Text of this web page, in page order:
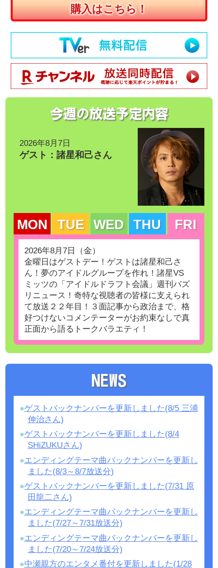
購入はこちら！
今週の放送予定内容
2026年8月7日
ゲスト：諸星和己さん
MON TUE WED THU FRI
2026年8月7日（金）
金曜日はゲストデー！ゲストは諸星和己さ
ん！夢のアイドルグループを作れ！諸星VS
ミッツの「アイドルドラフト会議」週刊バズ
リニュース！奇特な視聴者の皆様に支えられ
て放送２２年目！３面記事から政治まで、格
好つけないコメンテーターがお約束なしで真
正面から語るトークバラエティ！
NEWS
ゲストバックナンバーを更新しました(8/5 三浦
伸治さん)
ゲストバックナンバーを更新しました(8/4
SHiZUKUさん)
エンディングテーマ曲バックナンバーを更新し
ました(8/3～8/7放送分)
ゲストバックナンバーを更新しました(7/31 原
田龍二さん)
エンディングテーマ曲バックナンバーを更新し
ました(7/27～7/31放送分)
エンディングテーマ曲バックナンバーを更新し
ました(7/20～7/24放送分)
中瀬親方のエンタメ番付を更新しました(1/28